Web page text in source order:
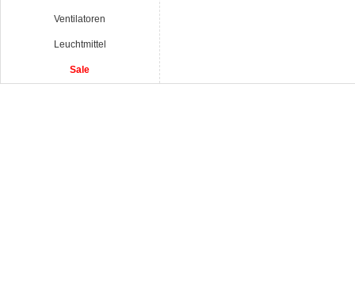
Ventilatoren
Leuchtmittel
Sale